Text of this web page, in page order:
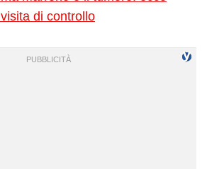
di controllo